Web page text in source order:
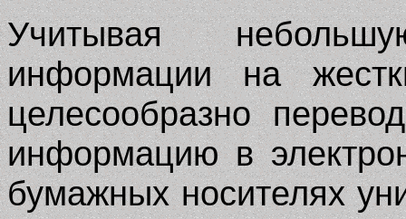
Учитывая
информации на
целесообразно
информацию в
бумажных носителях